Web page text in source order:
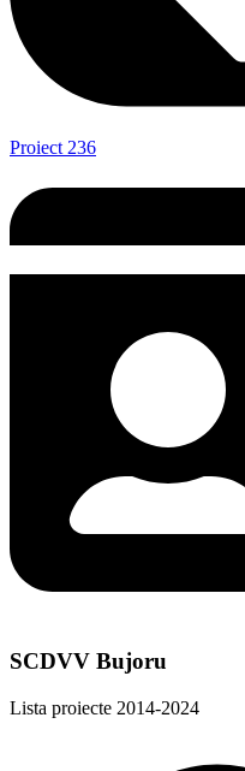
Proiect 236
SCDVV Bujoru
Lista proiecte 2014-2024